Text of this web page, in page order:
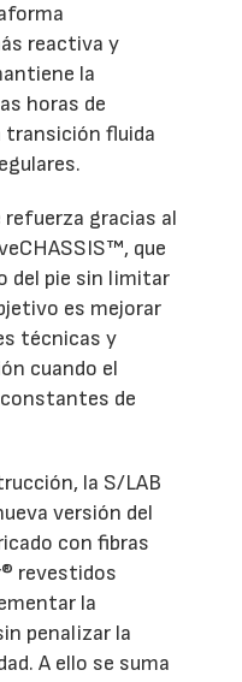
reactiva y
la
horas de
transición fluida
gracias al
que
del pie sin limitar
es mejorar
técnicas y
cuando el
de
la S/LAB
versión del
con fibras
revestidos
la
penalizar la
A ello se suma